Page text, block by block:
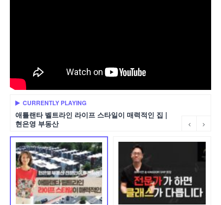
CURRENTLY PLAYING
애틀랜타 벨트라인 라이프 스타일이 매력적인 집 |
현은영 부동산